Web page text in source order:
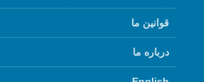
قوانین ما
درباره ما